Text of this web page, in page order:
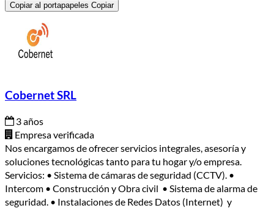
Copiar al portapapeles Copiar
Cobernet SRL
3 años
Empresa verificada
Nos encargamos de ofrecer servicios integrales, asesoría y
soluciones tecnológicas tanto para tu hogar y/o empresa.
Servicios: • Sistema de cámaras de seguridad (CCTV). •
Intercom • Construcción y Obra civil • Sistema de alarma de
seguridad. • Instalaciones de Redes Datos (Internet) y